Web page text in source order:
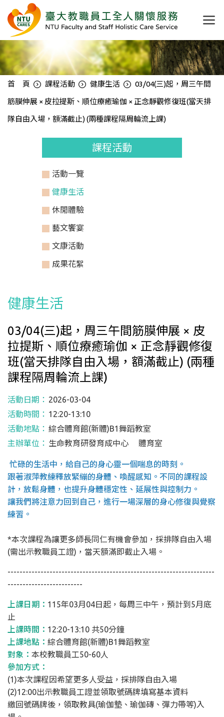
首 頁 課程活動 健康生活 03/04(三)起，周三午間
筋膜伸展 × 皮拉提斯、順位療癒瑜伽 × 正念靜觀修復班(當天排
隊自由入場，額滿截止) (兩種課程隔周輪流上課)
課程活動
活動一覽
健康生活
休閒體驗
藝文饗宴
文康活動
成果花絮
健康生活
03/04(三)起，周三午間筋膜伸展 × 皮
拉提斯、順位療癒瑜伽 × 正念靜觀修復
班(當天排隊自由入場，額滿截止) (兩種
課程隔周輪流上課)
活動日期： 2026-03-04
活動時間： 12:20-13:10
活動地點： 綜合體育館(新體)B1舞蹈教室
主辦單位： 生命教育研發育成中心 體育室
忙碌的生活中，給自己的身心靈一個喘息的時刻。
跟著淑萍教練釋放緊繃的身體、喚醒感知。不同的課程設
計，放鬆身體，也提升身體穩定性、延展性與控制力。
讓我們將注意力回到自己，進行一場深層的身心修復與覺察
練習。
*本次課程為讓更多師長同仁有機會參加，採排隊自由入場
(需出示教職員工證)，當天額滿即截止入場。
---------------------------------------------------------------------
-------------------------
上課日期： 115年03月04日起，每周三中午，預計到5月底
止
上課時間： 12:20-13:10 共50分鐘
上課地點： 綜合體育館(新體)B1舞蹈教室
對象： 本校教職員工50-60人
參加方式：
(1)本次課程因希望更多人受益，採排隊自由入場
(2)12:00出示教職員工證並領取號碼牌填寫基本資料
繳回號碼牌後，領取教具(瑜伽墊、瑜伽磚、彈力帶等)入